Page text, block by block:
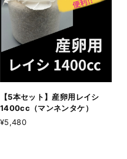
【5本セット】産卵用レイシ
1400cc（マンネンタケ）
¥5,480